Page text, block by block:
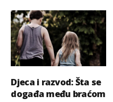
Djeca i razvod: Šta se
događa među braćom